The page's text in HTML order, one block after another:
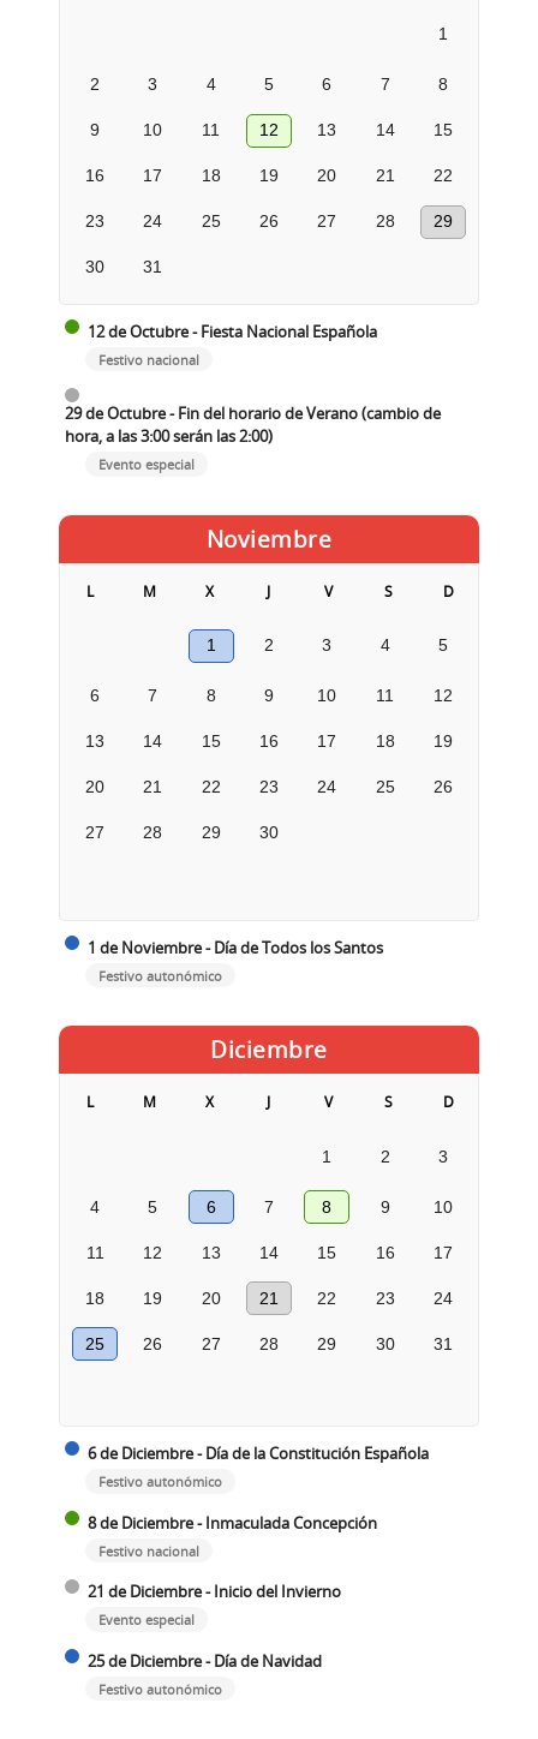
1
2 3 4 5 6 7 8
9 10 11 12 13 14 15
16 17 18 19 20 21 22
23 24 25 26 27 28 29
30 31
12 de Octubre - Fiesta Nacional Española
Festivo nacional
29 de Octubre - Fin del horario de Verano (cambio de
hora, a las 3:00 serán las 2:00)
Evento especial
Noviembre
L M X J V S D
1 2 3 4 5
6 7 8 9 10 11 12
13 14 15 16 17 18 19
20 21 22 23 24 25 26
27 28 29 30
1 de Noviembre - Día de Todos los Santos
Festivo autonómico
Diciembre
L M X J V S D
1 2 3
4 5 6 7 8 9 10
11 12 13 14 15 16 17
18 19 20 21 22 23 24
25 26 27 28 29 30 31
6 de Diciembre - Día de la Constitución Española
Festivo autonómico
8 de Diciembre - Inmaculada Concepción
Festivo nacional
21 de Diciembre - Inicio del Invierno
Evento especial
25 de Diciembre - Día de Navidad
Festivo autonómico